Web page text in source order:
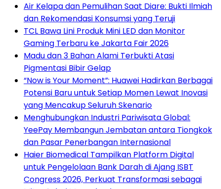
Air Kelapa dan Pemulihan Saat Diare: Bukti Ilmiah
dan Rekomendasi Konsumsi yang Teruji
TCL Bawa Lini Produk Mini LED dan Monitor
Gaming Terbaru ke Jakarta Fair 2026
Madu dan 3 Bahan Alami Terbukti Atasi
Pigmentasi Bibir Gelap
“Now is Your Moment”: Huawei Hadirkan Berbagai
Potensi Baru untuk Setiap Momen Lewat Inovasi
yang Mencakup Seluruh Skenario
Menghubungkan Industri Pariwisata Global:
YeePay Membangun Jembatan antara Tiongkok
dan Pasar Penerbangan Internasional
Haier Biomedical Tampilkan Platform Digital
untuk Pengelolaan Bank Darah di Ajang ISBT
Congress 2026, Perkuat Transformasi sebagai